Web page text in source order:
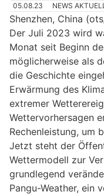
05.08.23 NEWS
Shenzhen, China
Der Juli 2023 wird
Monat seit Beginn
möglicherweise als
die Geschichte
Erwärmung des
extremer
Wettervorhersagen
Rechenleistung, um
Jetzt steht der
Wettermodell zur
grundlegend
Pangu-Weather, ein